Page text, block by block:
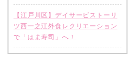
【江戸川区】デイサービストーリ
ツ西一之江外食レクリエーション
で「はま寿司」へ！